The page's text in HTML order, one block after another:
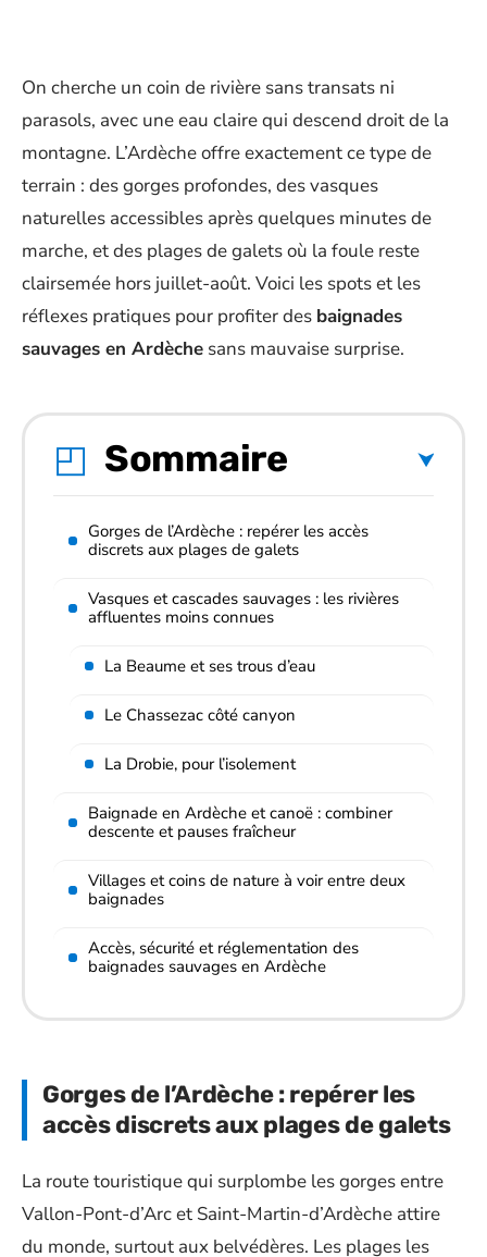
On cherche un coin de rivière sans transats ni
parasols, avec une eau claire qui descend droit de la
montagne. L’Ardèche offre exactement ce type de
terrain : des gorges profondes, des vasques
naturelles accessibles après quelques minutes de
marche, et des plages de galets où la foule reste
clairsemée hors juillet-août. Voici les spots et les
réflexes pratiques pour profiter des baignades
sauvages en Ardèche sans mauvaise surprise.
Sommaire
Gorges de l’Ardèche : repérer les accès
discrets aux plages de galets
Vasques et cascades sauvages : les rivières
affluentes moins connues
La Beaume et ses trous d’eau
Le Chassezac côté canyon
La Drobie, pour l’isolement
Baignade en Ardèche et canoë : combiner
descente et pauses fraîcheur
Villages et coins de nature à voir entre deux
baignades
Accès, sécurité et réglementation des
baignades sauvages en Ardèche
Gorges de l’Ardèche : repérer les
accès discrets aux plages de galets
La route touristique qui surplombe les gorges entre
Vallon-Pont-d’Arc et Saint-Martin-d’Ardèche attire
du monde, surtout aux belvédères. Les plages les